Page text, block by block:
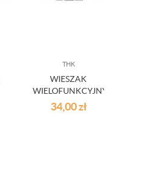
THK
WIESZAK
WIELOFUNKCYJNY
NA KRAWATY
APASZKI
34,00zł